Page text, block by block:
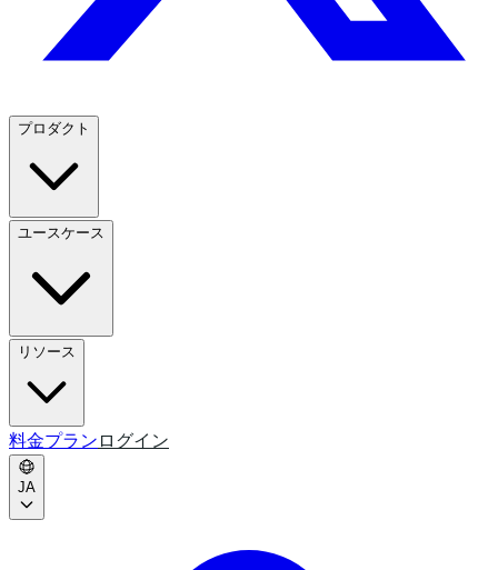
プロダクト
ユースケース
リソース
料金プラン ログイン
JA